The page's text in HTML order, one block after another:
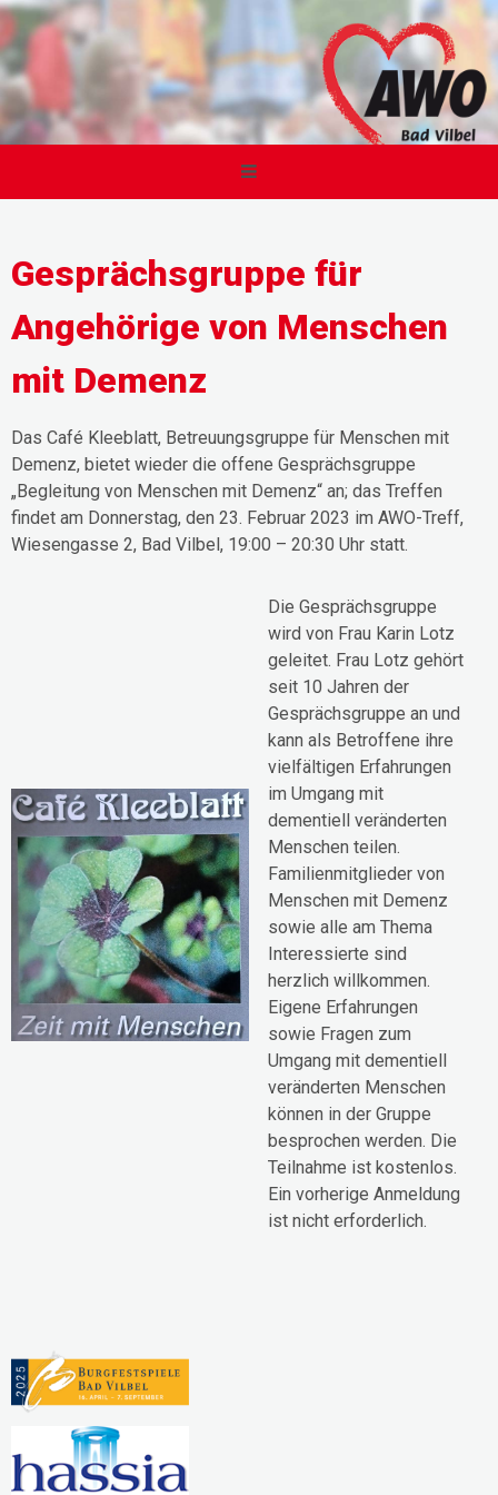
Gesprächsgruppe für
Angehörige von Menschen
mit Demenz
Das Café Kleeblatt, Betreuungsgruppe für Menschen mit
Demenz, bietet wieder die offene Gesprächsgruppe
„Begleitung von Menschen mit Demenz“ an; das Treffen
findet am Donnerstag, den 23. Februar 2023 im AWO-Treff,
Wiesengasse 2, Bad Vilbel, 19:00 – 20:30 Uhr statt.
Die Gesprächsgruppe
wird von Frau Karin Lotz
geleitet. Frau Lotz gehört
seit 10 Jahren der
Gesprächsgruppe an und
kann als Betroffene ihre
vielfältigen Erfahrungen
im Umgang mit
dementiell veränderten
Menschen teilen.
Familienmitglieder von
Menschen mit Demenz
sowie alle am Thema
Interessierte sind
herzlich willkommen.
Eigene Erfahrungen
sowie Fragen zum
Umgang mit dementiell
veränderten Menschen
können in der Gruppe
besprochen werden. Die
Teilnahme ist kostenlos.
Ein vorherige Anmeldung
ist nicht erforderlich.